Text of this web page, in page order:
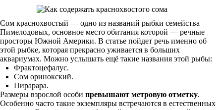
Сом краснохвостый — одно из названий рыбки семейства
Пимелодовых, основное место обитания которой — речные
просторы Южной Америки. В статье пойдет речь именно об
этой рыбке, которая прекрасно уживается в больших
аквариумах. Можно услышать ещё такие названия этой рыбы:
Фрактоцефалус.
Сом оринокский.
Пирарара.
Размеры взрослой особи превышают метровую отметку.
Особенно часто такие экземпляры встречаются в естественных